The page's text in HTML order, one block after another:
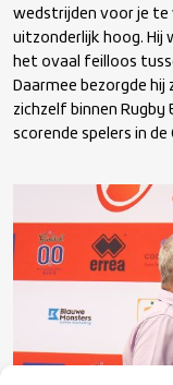
wedstrijden voor je te
uitzonderlijk hoog. Hij
het ovaal feilloos
Daarmee bezorgde hij
zichzelf binnen
scorende spelers in